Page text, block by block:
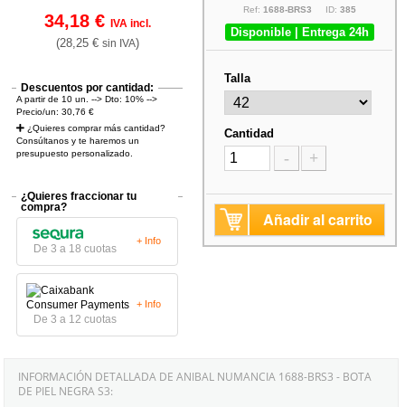
34,18 € IVA incl.
(28,25 € sin IVA)
Descuentos por cantidad:
A partir de 10 un. --> Dto: 10% -->
Precio/un: 30,76 €
¿Quieres comprar más cantidad?
Consúltanos y te haremos un
presupuesto personalizado.
¿Quieres fraccionar tu
compra?
De 3 a 18 cuotas
+ Info
De 3 a 12 cuotas
+ Info
Ref: 1688-BRS3 ID: 385
Disponible | Entrega 24h
Talla
Cantidad
- +
Añadir al carrito
INFORMACIÓN DETALLADA DE ANIBAL NUMANCIA 1688-BRS3 - BOTA
DE PIEL NEGRA S3: